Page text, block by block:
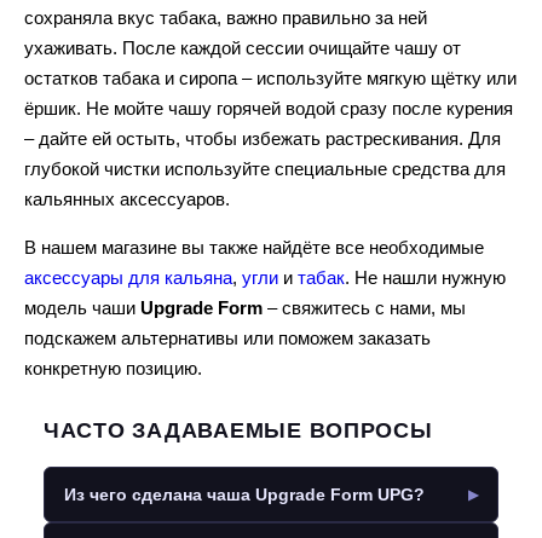
сохраняла вкус табака, важно правильно за ней
ухаживать. После каждой сессии очищайте чашу от
остатков табака и сиропа – используйте мягкую щётку или
ёршик. Не мойте чашу горячей водой сразу после курения
– дайте ей остыть, чтобы избежать растрескивания. Для
глубокой чистки используйте специальные средства для
кальянных аксессуаров.
В нашем магазине вы также найдёте все необходимые
аксессуары для кальяна, угли и табак. Не нашли нужную
модель чаши Upgrade Form – свяжитесь с нами, мы
подскажем альтернативы или поможем заказать
конкретную позицию.
ЧАСТО ЗАДАВАЕМЫЕ ВОПРОСЫ
Из чего сделана чаша Upgrade Form UPG?